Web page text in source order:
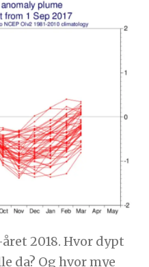
2018. Hvor dypt
da? Og hvor mye